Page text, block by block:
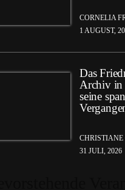
CORNELIA
1 AUGUST,
Das
Archiv in
seine
31 JULI, 2026